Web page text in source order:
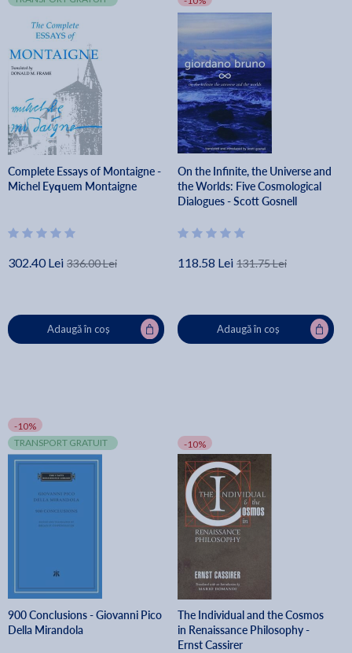
Complete Essays of Montaigne -
Michel Eyquem Montaigne
302.40 Lei 336.00 Lei
Adaugă în coș
On the Infinite, the Universe and
the Worlds: Five Cosmological
Dialogues - Scott Gosnell
118.58 Lei 131.75 Lei
Adaugă în coș
-10%
TRANSPORT GRATUIT
900 Conclusions - Giovanni Pico
Della Mirandola
-10%
The Individual and the Cosmos
in Renaissance Philosophy -
Ernst Cassirer